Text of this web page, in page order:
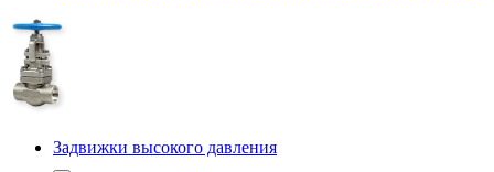
Задвижки высокого давления